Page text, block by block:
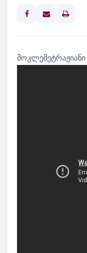
Print